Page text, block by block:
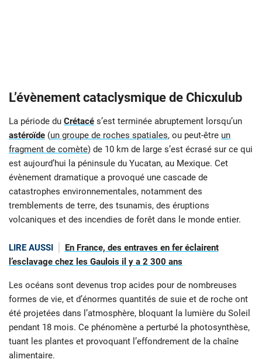
L’évènement cataclysmique de Chicxulub
La période du Crétacé s’est terminée abruptement lorsqu’un
astéroïde (un groupe de roches spatiales, ou peut-être un
fragment de comète) de 10 km de large s’est écrasé sur ce qui
est aujourd’hui la péninsule du Yucatan, au Mexique. Cet
évènement dramatique a provoqué une cascade de
catastrophes environnementales, notamment des
tremblements de terre, des tsunamis, des éruptions
volcaniques et des incendies de forêt dans le monde entier.
LIRE AUSSI
En France, des entraves en fer éclairent
l’esclavage chez les Gaulois il y a 2 300 ans
Les océans sont devenus trop acides pour de nombreuses
formes de vie, et d’énormes quantités de suie et de roche ont
été projetées dans l’atmosphère, bloquant la lumière du Soleil
pendant 18 mois. Ce phénomène a perturbé la photosynthèse,
tuant les plantes et provoquant l’effondrement de la chaîne
alimentaire.